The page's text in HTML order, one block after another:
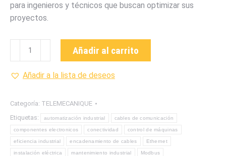
para ingenieros y técnicos que buscan optimizar sus
proyectos.
TSXCBC003
DE
COMUNICACIONES
MARCA
TELEMECANIQUE
cantidad
Añadir al carrito
Añadir a la lista de deseos
Categoría: TELEMECANIQUE
Etiquetas:
automatización industrial cables de comunicación
componentes electronicos conectividad control de máquinas
eficiencia industrial encadenamiento de cables Ethernet
instalación eléctrica mantenimiento industrial Modbus